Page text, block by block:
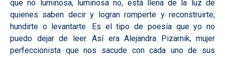
que no luminosa, luminosa no, está llena de la luz de
quienes saben decir y logran romperte y reconstruirte,
hundirte o levantarte. Es el tipo de poesía que yo no
puedo dejar de leer. Así era Alejandra Pizarnik, mujer
perfeccionista que nos sacude con cada uno de sus